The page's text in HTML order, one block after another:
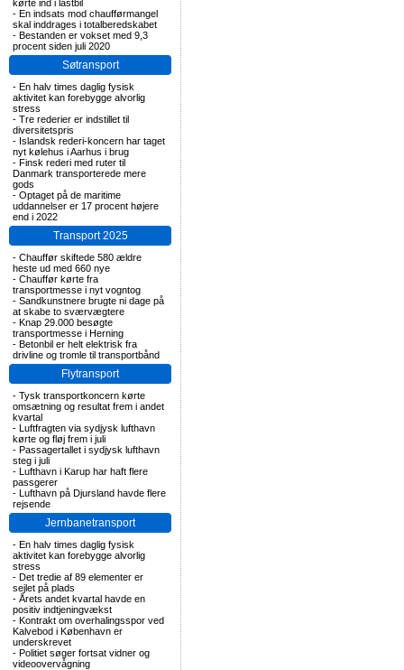
kørte ind i lastbil
- En indsats mod chaufførmangel
skal inddrages i totalberedskabet
- Bestanden er vokset med 9,3
procent siden juli 2020
Søtransport
- En halv times daglig fysisk
aktivitet kan forebygge alvorlig
stress
- Tre rederier er indstillet til
diversitetspris
- Islandsk rederi-koncern har taget
nyt kølehus i Aarhus i brug
- Finsk rederi med ruter til
Danmark transporterede mere
gods
- Optaget på de maritime
uddannelser er 17 procent højere
end i 2022
Transport 2025
- Chauffør skiftede 580 ældre
heste ud med 660 nye
- Chauffør kørte fra
transportmesse i nyt vogntog
- Sandkunstnere brugte ni dage på
at skabe to sværvægtere
- Knap 29.000 besøgte
transportmesse i Herning
- Betonbil er helt elektrisk fra
drivline og tromle til transportbånd
Flytransport
- Tysk transportkoncern kørte
omsætning og resultat frem i andet
kvartal
- Luftfragten via sydjysk lufthavn
kørte og fløj frem i juli
- Passagertallet i sydjysk lufthavn
steg i juli
- Lufthavn i Karup har haft flere
passgerer
- Lufthavn på Djursland havde flere
rejsende
Jernbanetransport
- En halv times daglig fysisk
aktivitet kan forebygge alvorlig
stress
- Det tredie af 89 elementer er
sejlet på plads
- Årets andet kvartal havde en
positiv indtjeningvækst
- Kontrakt om overhalingsspor ved
Kalvebod i København er
underskrevet
- Politiet søger fortsat vidner og
videoovervågning